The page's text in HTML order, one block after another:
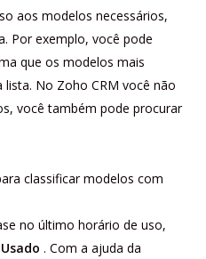
aos modelos necessários,
Por exemplo, você pode
que os modelos mais
No Zoho CRM você não
você também pode procurar
classificar modelos com
no último horário de uso,
. Com a ajuda da